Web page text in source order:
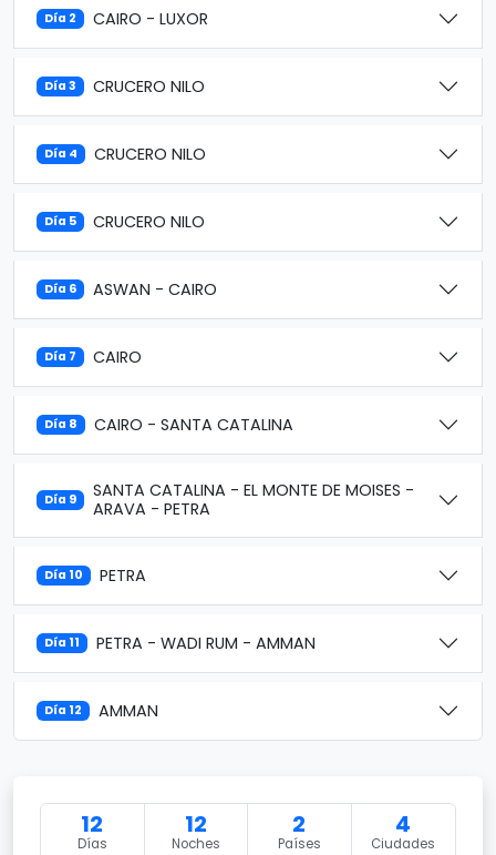
Día 2 CAIRO - LUXOR
Día 3 CRUCERO NILO
Día 4 CRUCERO NILO
Día 5 CRUCERO NILO
Día 6 ASWAN - CAIRO
Día 7 CAIRO
Día 8 CAIRO - SANTA CATALINA
Día 9
SANTA CATALINA - EL MONTE DE MOISES -
ARAVA - PETRA
Día 10 PETRA
Día 11 PETRA - WADI RUM - AMMAN
Día 12 AMMAN
12
Días
12
Noches
2
Países
4
Ciudades